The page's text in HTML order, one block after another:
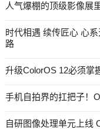
人气爆棚的顶级影像展
时代相遇 续传匠心 心
路
升级ColorOS 12必须掌
手机自拍界的扛把子！
自研图像处理单元上线